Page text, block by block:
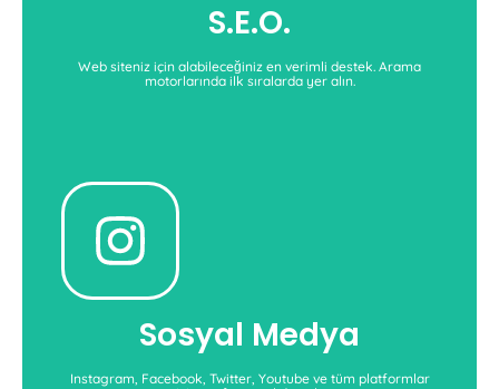
S.E.O.
Web siteniz için alabileceğiniz en verimli destek. Arama
motorlarında ilk sıralarda yer alın.
S.E.O.'nun Gücünü Keşfet
Sosyal Medya
Instagram, Facebook, Twitter, Youtube ve tüm platformlar
Sosyal Medya Destekleri
zorlaşıyor. Mutlaka bir profesyonel ile çalışın